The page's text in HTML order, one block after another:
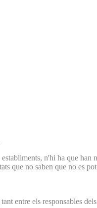
n'hi ha que han
que no saben que no es
entre els responsables